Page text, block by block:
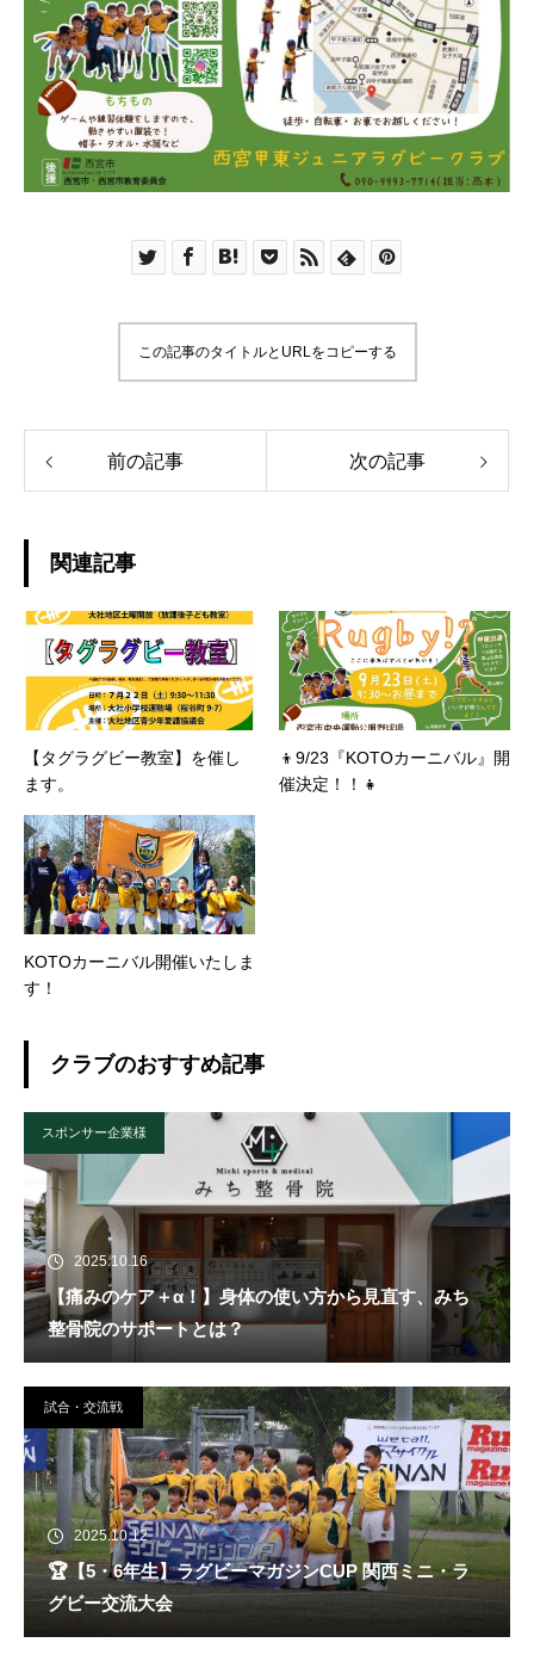
この記事のタイトルとURLをコピーする
前の記事 次の記事
関連記事
【タグラグビー教室】を催し
ます。
👦9/23『KOTOカーニバル』開
催決定！！👧
KOTOカーニバル開催いたしま
す！
クラブのおすすめ記事
スポンサー企業様
2025.10.16
【痛みのケア＋α！】身体の使い方から見直す、みち
整骨院のサポートとは？
試合・交流戦
2025.10.12
🏆️【5・6年生】ラグビーマガジンCUP 関西ミニ・ラ
グビー交流大会